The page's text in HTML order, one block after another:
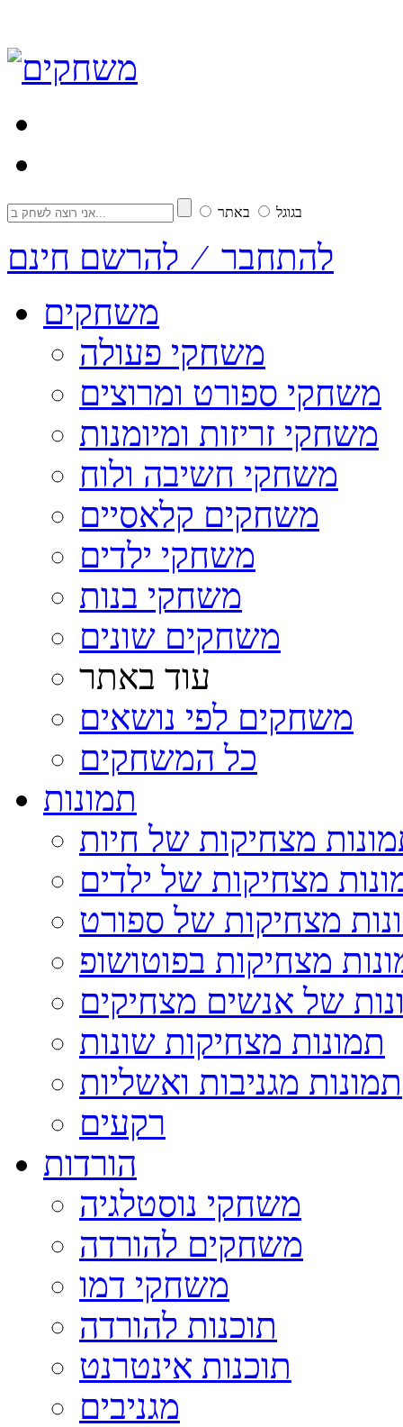
בגוגל באתר
להתחבר ⁄ להרשם חינם
משחקים
משחקי פעולה
משחקי ספורט ומרוצים
משחקי זריזות ומיומנות
משחקי חשיבה ולוח
משחקים קלאסיים
משחקי ילדים
משחקי בנות
משחקים שונים
עוד באתר
משחקים לפי נושאים
כל המשחקים
תמונות
מצחיקות של חיות
מצחיקות של ילדים
מצחיקות של ספורט
מצחיקות בפוטושופ
של אנשים מצחיקים
תמונות מצחיקות שונות
תמונות מגניבות ואשליות
רקעים
הורדות
משחקי נוסטלגיה
משחקים להורדה
משחקי דמו
תוכנות להורדה
תוכנות אינטרנט
מגניבים